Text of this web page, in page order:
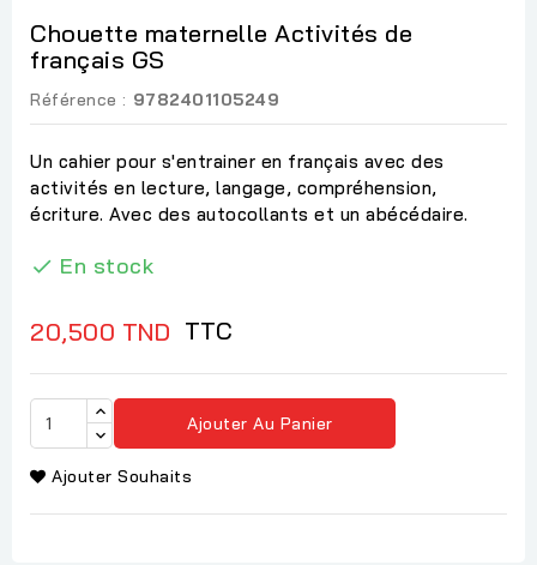
Chouette maternelle Activités de
français GS
Référence : 9782401105249
Un cahier pour s'entrainer en français avec des
activités en lecture, langage, compréhension,
écriture. Avec des autocollants et un abécédaire.
 En stock
20,500 TND TTC
Ajouter Au Panier
Ajouter Souhaits